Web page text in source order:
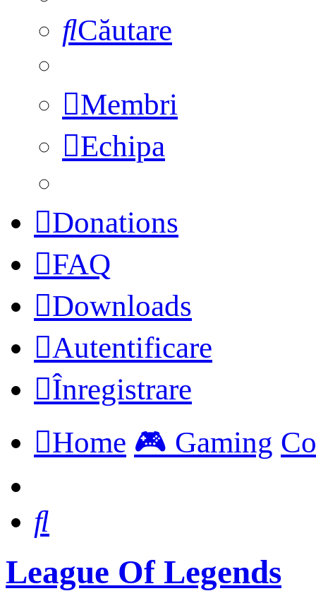
Căutare
Membri
Echipa
Donations
FAQ
Downloads
Autentificare
Înregistrare
Home 🎮 Gaming
League Of Legends